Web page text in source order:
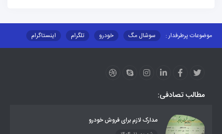
موضوعات پرطرفدار : سوشال مگ خودرو تلگرام
اینستاگرام
مطالب تصادفی:
مدارک لازم برای فروش خودرو